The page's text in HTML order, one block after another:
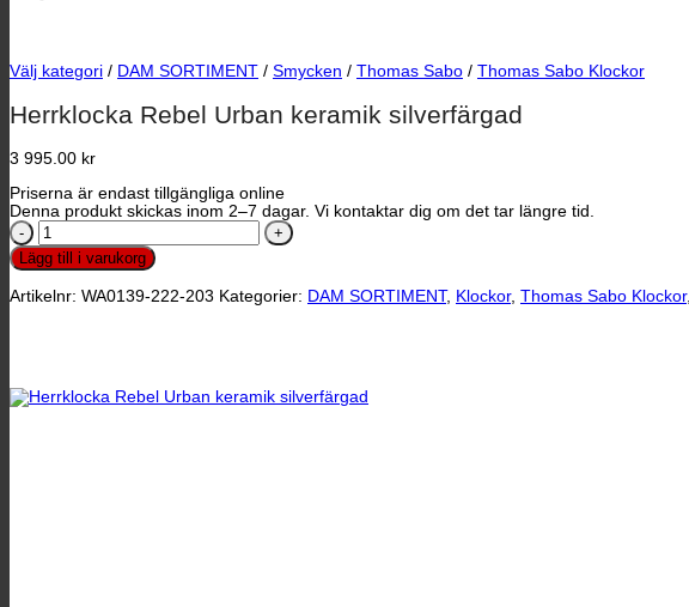
Välj kategori / DAM SORTIMENT / Smycken / Thomas Sabo / Thomas Sabo Klockor
Herrklocka Rebel Urban keramik silverfärgad
3 995.00 kr
Priserna är endast tillgängliga online
Denna produkt skickas inom 2–7 dagar. Vi kontaktar dig om det tar längre tid.
Herrklocka
Rebel
Urban
silverfärgad
Lägg till i varukorg
Artikelnr: WA0139-222-203 Kategorier: DAM SORTIMENT, Klockor, Thomas Sabo Klockor,